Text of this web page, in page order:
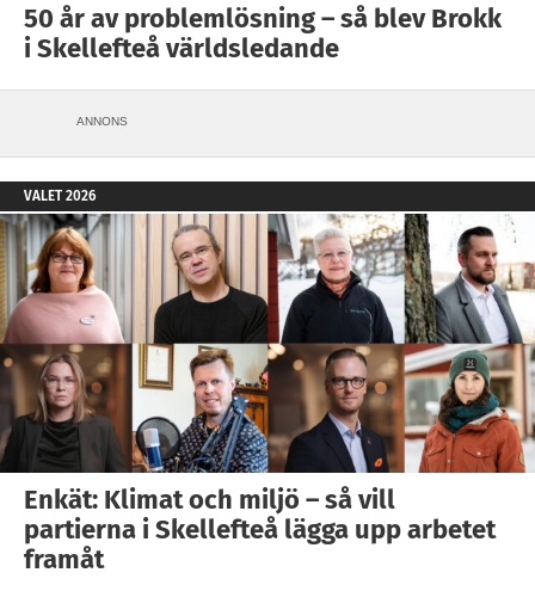
50 år av problemlösning – så blev Brokk
i Skellefteå världsledande
ANNONS
VALET 2026
Enkät: Klimat och miljö – så vill
partierna i Skellefteå lägga upp arbetet
framåt